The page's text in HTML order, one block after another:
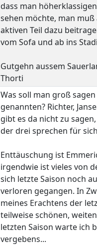
dass man
sehen möchte, man muß
aktiven Teil dazu
vom Sofa und ab ins
Gutgehn aussem
Thorti
Was soll man groß
genannten? Richter,
gibt es da nicht zu
der drei sprechen für
Enttäuschung ist
irgendwie ist vieles von
sich letzte Saison noch
verloren gegangen. In
meines Erachtens der
teilweise schönen,
letzten Saison warte ich
vergebens...